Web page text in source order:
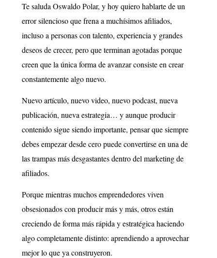
Te saluda Oswaldo Polar, y hoy quiero hablarte de un
error silencioso que frena a muchísimos afiliados,
incluso a personas con talento, experiencia y grandes
deseos de crecer, pero que terminan agotadas porque
creen que la única forma de avanzar consiste en crear
constantemente algo nuevo.
Nuevo artículo, nuevo video, nuevo podcast, nueva
publicación, nueva estrategia… y aunque producir
contenido sigue siendo importante, pensar que siempre
debes empezar desde cero puede convertirse en una de
las trampas más desgastantes dentro del marketing de
afiliados.
Porque mientras muchos emprendedores viven
obsesionados con producir más y más, otros están
creciendo de forma más rápida y estratégica haciendo
algo completamente distinto: aprendiendo a aprovechar
mejor lo que ya construyeron.